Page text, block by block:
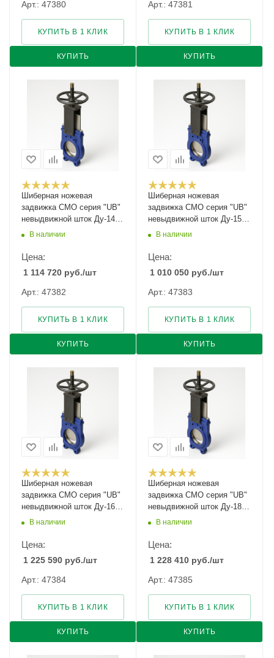
Арт.: 47380
КУПИТЬ
КУПИТЬ В 1 КЛИК
Арт.: 47381
КУПИТЬ
КУПИТЬ В 1 КЛИК
Шиберная ножевая
задвижка CMO серия "UB"
невыдвижной шток Ду-1400
Ру-2В наличии
Цена:
1 114 720 руб./шт
Арт.: 47382
КУПИТЬ
КУПИТЬ В 1 КЛИК
Шиберная ножевая
задвижка CMO серия "UB"
невыдвижной шток Ду-150
Ру-10
В наличии
Цена:
1 010 050 руб./шт
Арт.: 47383
КУПИТЬ
КУПИТЬ В 1 КЛИК
Шиберная ножевая
задвижка CMO серия "UB"
невыдвижной шток Ду-1600
Ру-2В наличии
Цена:
1 225 590 руб./шт
Арт.: 47384
КУПИТЬ
КУПИТЬ В 1 КЛИК
Шиберная ножевая
задвижка CMO серия "UB"
невыдвижной шток Ду-1800
Ру-2В наличии
Цена:
1 228 410 руб./шт
Арт.: 47385
КУПИТЬ
КУПИТЬ В 1 КЛИК